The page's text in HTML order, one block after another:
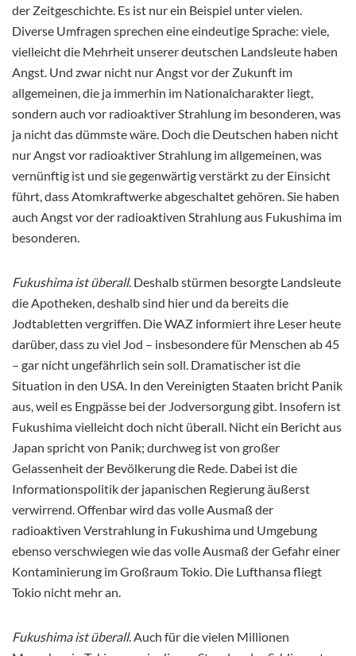
der Zeitgeschichte. Es ist nur ein Beispiel unter vielen.
Diverse Umfragen sprechen eine eindeutige Sprache: viele,
vielleicht die Mehrheit unserer deutschen Landsleute haben
Angst. Und zwar nicht nur Angst vor der Zukunft im
allgemeinen, die ja immerhin im Nationalcharakter liegt,
sondern auch vor radioaktiver Strahlung im besonderen, was
ja nicht das dümmste wäre. Doch die Deutschen haben nicht
nur Angst vor radioaktiver Strahlung im allgemeinen, was
vernünftig ist und sie gegenwärtig verstärkt zu der Einsicht
führt, dass Atomkraftwerke abgeschaltet gehören. Sie haben
auch Angst vor der radioaktiven Strahlung aus Fukushima im
besonderen.
Fukushima ist überall. Deshalb stürmen besorgte Landsleute
die Apotheken, deshalb sind hier und da bereits die
Jodtabletten vergriffen. Die WAZ informiert ihre Leser heute
darüber, dass zu viel Jod – insbesondere für Menschen ab 45
– gar nicht ungefährlich sein soll. Dramatischer ist die
Situation in den USA. In den Vereinigten Staaten bricht Panik
aus, weil es Engpässe bei der Jodversorgung gibt. Insofern ist
Fukushima vielleicht doch nicht überall. Nicht ein Bericht aus
Japan spricht von Panik; durchweg ist von großer
Gelassenheit der Bevölkerung die Rede. Dabei ist die
Informationspolitik der japanischen Regierung äußerst
verwirrend. Offenbar wird das volle Ausmaß der
radioaktiven Verstrahlung in Fukushima und Umgebung
ebenso verschwiegen wie das volle Ausmaß der Gefahr einer
Kontaminierung im Großraum Tokio. Die Lufthansa fliegt
Tokio nicht mehr an.
Fukushima ist überall. Auch für die vielen Millionen